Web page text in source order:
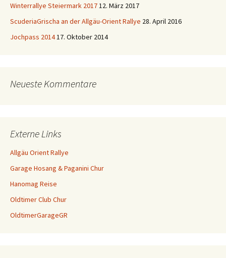
Winterrallye Steiermark 201712. März 2017
ScuderiaGrischa an der Allgäu-Orient Rallye 28. April 2016
Jochpass 201417. Oktober 2014
Neueste Kommentare
Externe Links
Allgäu Orient Rallye
Garage Hosang & Paganini Chur
Hanomag Reise
Oldtimer Club Chur
OldtimerGarageGR